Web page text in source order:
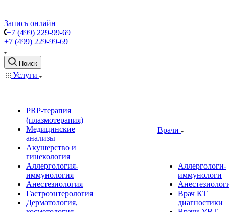
Запись онлайн
+7 (499) 229-99-69
+7 (499) 229-99-69
Поиск
Услуги
PRP-терапия
(плазмотерапия)
Медицинские
анализы
Акушерство и
гинекология
Аллергология-
иммунология
Анестезиология
Гастроэнтерология
Дерматология,
Врачи
Аллергологи-
иммунологи
Врач КТ
диагностики